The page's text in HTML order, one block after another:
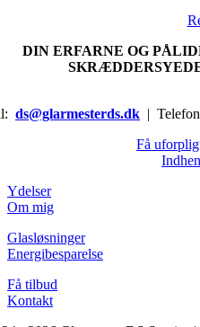
DIN ERFARNE OG
ds@glarmesterds.dk |
Få
Ydelser
Om mig
Glasløsninger
Energibesparelse
Få tilbud
Kontakt